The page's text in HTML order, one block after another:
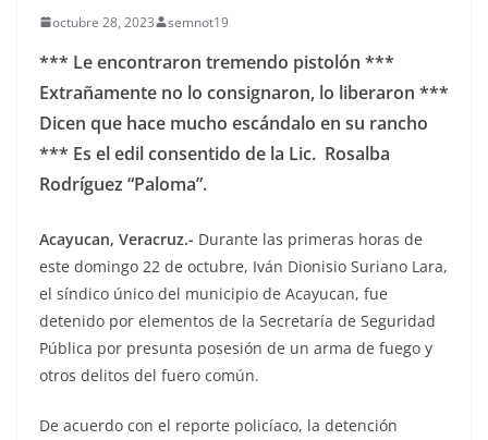
octubre 28, 2023 semnot19
*** Le encontraron tremendo pistolón ***
Extrañamente no lo consignaron, lo liberaron ***
Dicen que hace mucho escándalo en su rancho
*** Es el edil consentido de la Lic. Rosalba
Rodríguez “Paloma”.
Acayucan, Veracruz.- Durante las primeras horas de
este domingo 22 de octubre, Iván Dionisio Suriano Lara,
el síndico único del municipio de Acayucan, fue
detenido por elementos de la Secretaría de Seguridad
Pública por presunta posesión de un arma de fuego y
otros delitos del fuero común.
De acuerdo con el reporte policíaco, la detención